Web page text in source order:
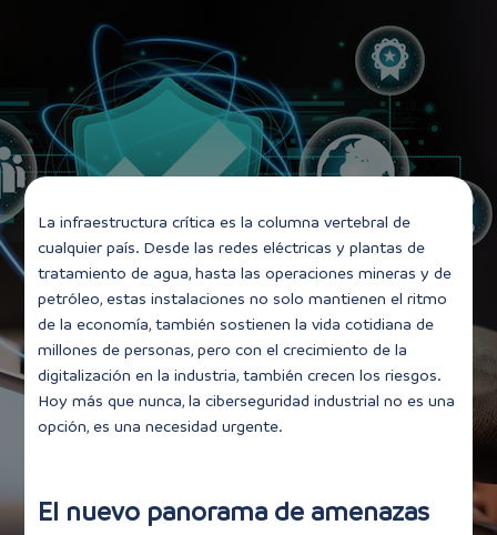
La infraestructura crítica es la columna vertebral de
cualquier país. Desde las redes eléctricas y plantas de
tratamiento de agua, hasta las operaciones mineras y de
petróleo, estas instalaciones no solo mantienen el ritmo
de la economía, también sostienen la vida cotidiana de
millones de personas, pero con el crecimiento de la
digitalización en la industria, también crecen los riesgos.
Hoy más que nunca, la ciberseguridad industrial no es una
opción, es una necesidad urgente.
El nuevo panorama de amenazas